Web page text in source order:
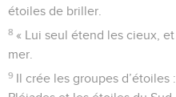
étoiles de briller.
8 « Lui seul étend les cieux,
mer.
9 Il crée les groupes d’étoiles